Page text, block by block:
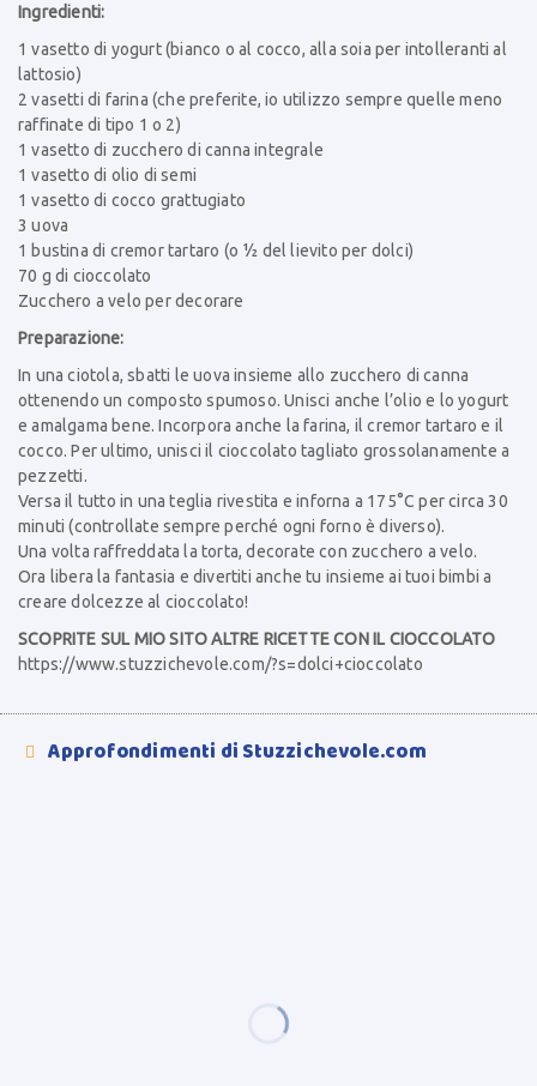
Ingredienti:
1 vasetto di yogurt (bianco o al cocco, alla soia per intolleranti al
lattosio)
2 vasetti di farina (che preferite, io utilizzo sempre quelle meno
raffinate di tipo 1 o 2)
1 vasetto di zucchero di canna integrale
1 vasetto di olio di semi
1 vasetto di cocco grattugiato
3 uova
1 bustina di cremor tartaro (o ½ del lievito per dolci)
70 g di cioccolato
Zucchero a velo per decorare
Preparazione:
In una ciotola, sbatti le uova insieme allo zucchero di canna
ottenendo un composto spumoso. Unisci anche l’olio e lo yogurt
e amalgama bene. Incorpora anche la farina, il cremor tartaro e il
cocco. Per ultimo, unisci il cioccolato tagliato grossolanamente a
pezzetti.
Versa il tutto in una teglia rivestita e inforna a 175°C per circa 30
minuti (controllate sempre perché ogni forno è diverso).
Una volta raffreddata la torta, decorate con zucchero a velo.
Ora libera la fantasia e divertiti anche tu insieme ai tuoi bimbi a
creare dolcezze al cioccolato!
SCOPRITE SUL MIO SITO ALTRE RICETTE CON IL CIOCCOLATO
https://www.stuzzichevole.com/?s=dolci+cioccolato
 Approfondimenti di Stuzzichevole.com